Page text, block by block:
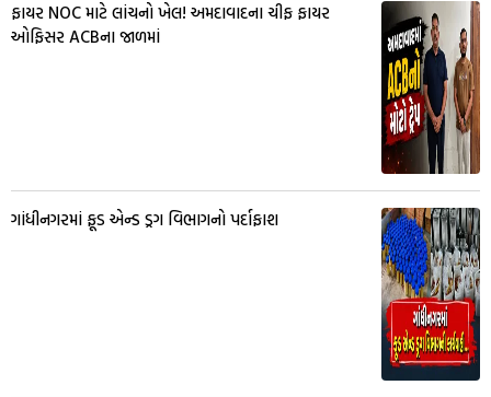
ફાયર NOC માટે લાંચનો ખેલ! અમદાવાદના ચીફ ફાયર
ઓફિસર ACBના જાળમાં
ગાંધીનગરમાં ફૂડ એન્ડ ડ્રગ વિભાગનો પર્દાફાશ